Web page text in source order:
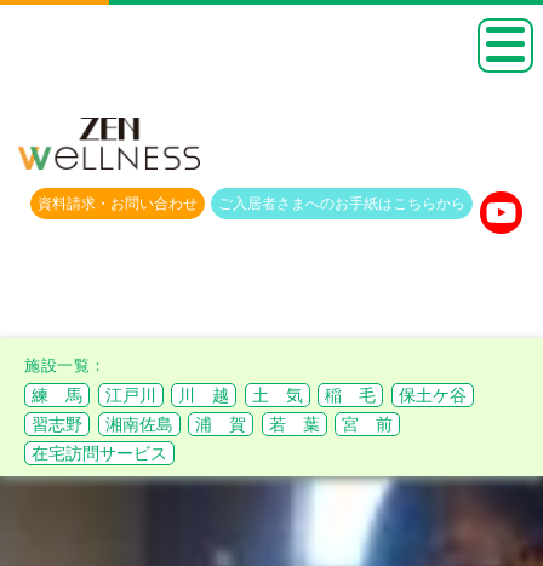
資料請求・ お問い合わせ ご入居者さまへのお手紙はこちらから
練 馬 江戸川 川 越 土 気 稲 毛
保土ケ谷
習志野
湘南佐島 浦 賀 若 葉
宮 前
在宅訪問サービス